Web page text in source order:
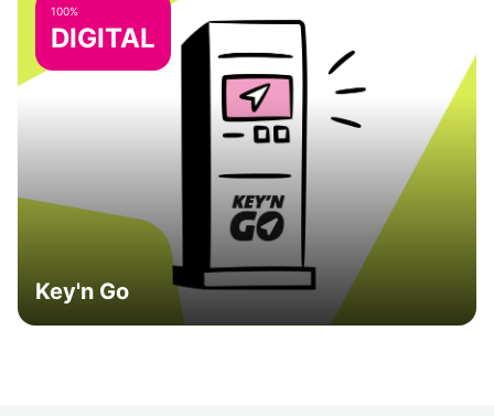
100%
DIGITAL
Key'n Go